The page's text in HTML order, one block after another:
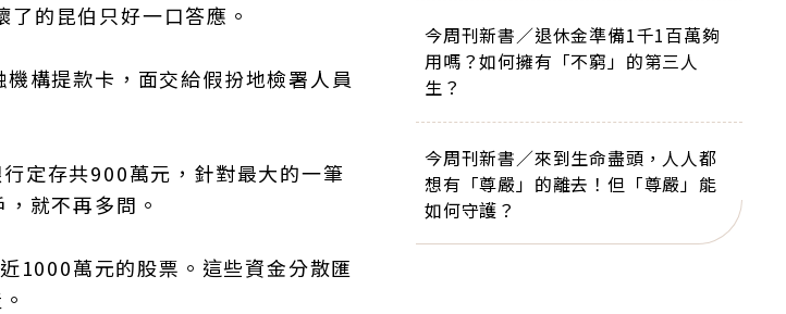
的昆伯只好一口答應。
構提款卡，面交給假扮地檢署人員
定存共900萬元，針對最大的一筆
就不再多問。
1000萬元的股票。這些資金分散匯
今周刊新書／退休金準備1千1百萬夠
用嗎？如何擁有「不窮」的第三人
生？
今周刊新書／來到生命盡頭，人人都
想有「尊嚴」的離去！但「尊嚴」能
如何守護？